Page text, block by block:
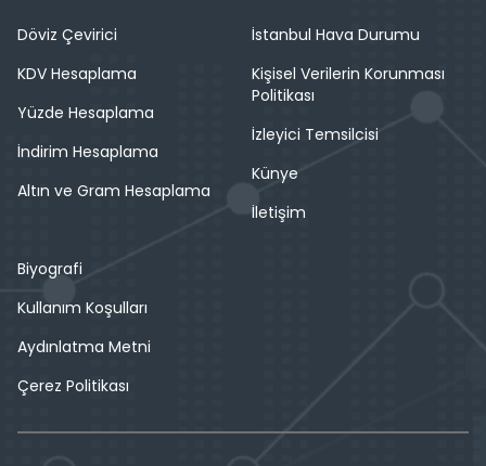
Döviz Çevirici
KDV Hesaplama
Yüzde Hesaplama
İndirim Hesaplama
Altın ve Gram Hesaplama
İstanbul Hava Durumu
Kişisel Verilerin Korunması
Politikası
İzleyici Temsilcisi
Künye
İletişim
Biyografi
Kullanım Koşulları
Aydınlatma Metni
Çerez Politikası